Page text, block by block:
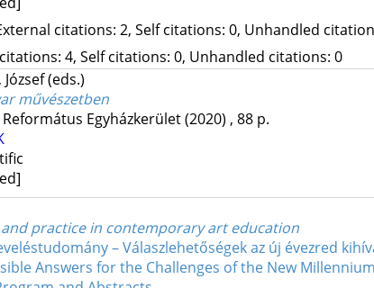
citations: 2, Self citations: 0, Unhandled
4, Self citations: 0, Unhandled citations: 0
(eds.)
művészetben
Egyházkerület(2020) , 88 p.
practice in contemporary art education
– Válaszlehetőségek az új évezred
Answers for the Challenges of the New